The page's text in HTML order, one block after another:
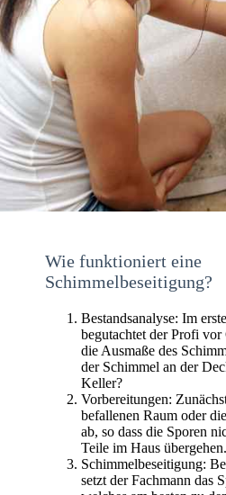
Wie funktioniert eine
Schimmelbeseitigung?
Bestandsanalyse: Im
begutachtet der Profi
die Ausmaße des
der Schimmel an der
Keller?
Vorbereitungen:
befallenen Raum oder
ab, so dass die Sporen
Teile im Haus übergehen.
Schimmelbeseitigung:
setzt der Fachmann das